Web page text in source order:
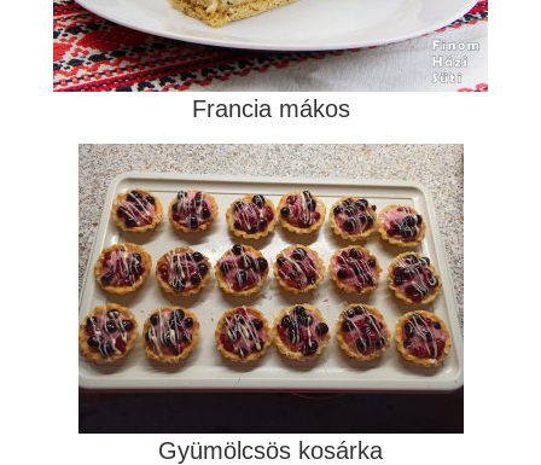
Francia mákos
Gyümölcsös kosárka